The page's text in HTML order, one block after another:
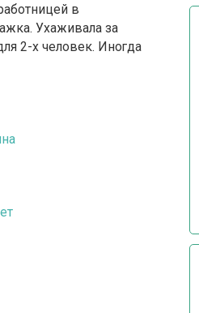
в
Ухаживала за
2-х человек. Иногда